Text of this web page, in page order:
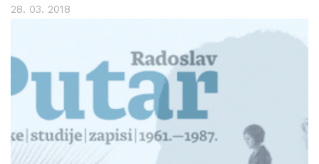
28. 03. 2018